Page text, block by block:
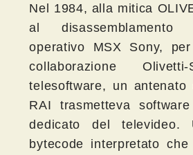
Nel 1984, alla mitica
al
operativo MSX Sony,
collaborazione
telesoftware, un
RAI trasmetteva
dedicato del
bytecode interpretato